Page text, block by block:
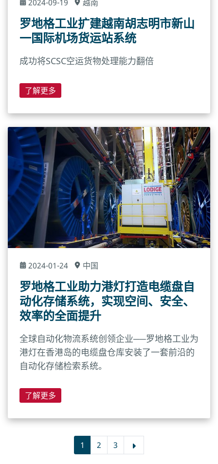
2024-09-19 越南
罗地格工业扩建越南胡志明市新山
一国际机场货运站系统
成功将SCSC空运货物处理能力翻倍
了解更多
2024-01-24 中国
罗地格工业助力港灯打造电缆盘自
动化存储系统，实现空间、安全、
效率的全面提升
全球自动化物流系统创领企业──罗地格工业为
港灯在香港岛的电缆盘仓库安装了一套前沿的
自动化存储检索系统。
了解更多
1 2 3